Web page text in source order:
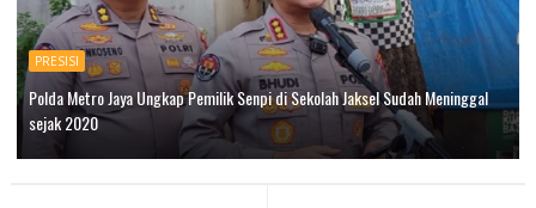
PRESISI
Polda Metro Jaya Ungkap Pemilik Senpi di Sekolah Jaksel Sudah Meninggal
sejak 2020